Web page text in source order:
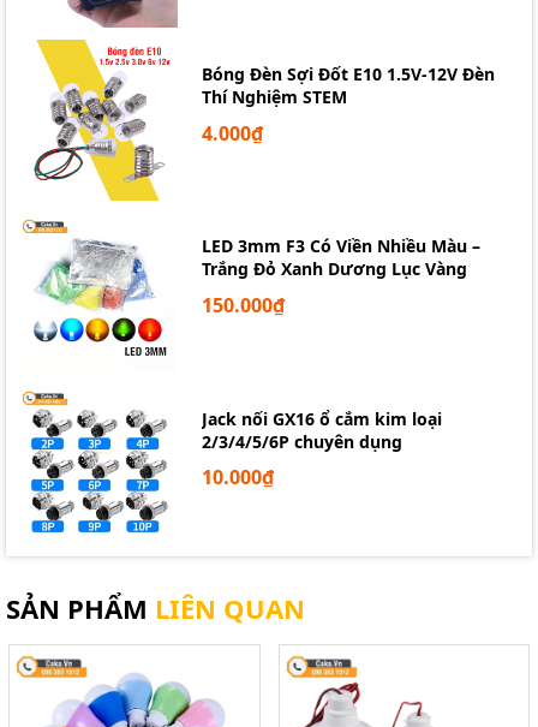
dễ dàng tháp lắp khi sử dụng.
Mạch Cấp Nguồn Cổng USB DC-DC
Buck Boost
Ngoài ra mạch được thiết kế màn hình hiển thị led 7
Bóng Đèn Sợi Đốt E10 1.5V-12V Đèn
Thí Nghiệm STEM
4.000₫
LED 3mm F3 Có Viền Nhiều Màu –
Trắng Đỏ Xanh Dương Lục Vàng
150.000₫
Jack nối GX16 ổ cắm kim loại
2/3/4/5/6P chuyên dụng
10.000₫
SẢN PHẨM LIÊN QUAN